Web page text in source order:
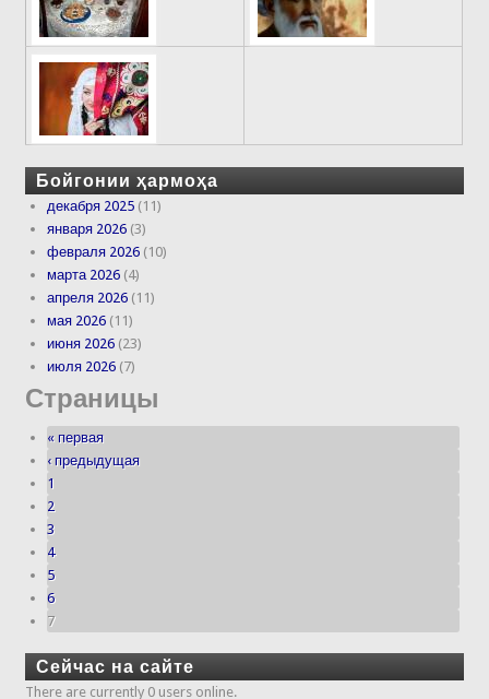
Бойгонии ҳармоҳа
декабря 2025 (11)
января 2026 (3)
февраля 2026 (10)
марта 2026 (4)
апреля 2026 (11)
мая 2026 (11)
июня 2026 (23)
июля 2026 (7)
Страницы
« первая
‹ предыдущая
1
2
3
4
5
6
7
Сейчас на сайте
There are currently 0 users online.